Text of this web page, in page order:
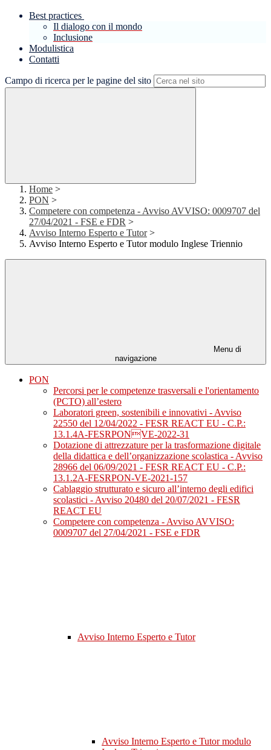
Best practices
Il dialogo con il mondo
Inclusione
Modulistica
Contatti
Campo di ricerca per le pagine del sito
Home >
PON >
Competere con competenza - Avviso AVVISO: 0009707 del
27/04/2021 - FSE e FDR >
Avviso Interno Esperto e Tutor >
Avviso Interno Esperto e Tutor modulo Inglese Triennio
Menu di
navigazione
PON
Percorsi per le competenze trasversali e l'orientamento
(PCTO) all’estero
Laboratori green, sostenibili e innovativi - Avviso
22550 del 12/04/2022 - FESR REACT EU - C.P.:
13.1.4A-FESRPONVE-2022-31
Dotazione di attrezzature per la trasformazione digitale
della didattica e dell’organizzazione scolastica - Avviso
28966 del 06/09/2021 - FESR REACT EU - C.P.:
13.1.2A-FESRPON-VE-2021-157
Cablaggio strutturato e sicuro all’interno degli edifici
scolastici - Avviso 20480 del 20/07/2021 - FESR
REACT EU
Competere con competenza - Avviso AVVISO:
0009707 del 27/04/2021 - FSE e FDR
Avviso Interno Esperto e Tutor
Avviso Interno Esperto e Tutor modulo